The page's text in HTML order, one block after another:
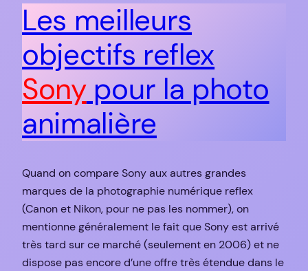
Les meilleurs
objectifs reflex
Sonypour la photo
animalière
Quand on compare Sony aux autres grandes
marques de la photographie numérique reflex
(Canon et Nikon, pour ne pas les nommer), on
mentionne généralement le fait que Sony est arrivé
très tard sur ce marché (seulement en 2006) et ne
dispose pas encore d’une offre très étendue dans le